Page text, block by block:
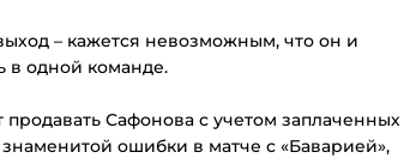
– кажется невозможным, что он и
в одной команде.
продавать Сафонова с учетом заплаченных
ошибки в матче с «Баварией»,